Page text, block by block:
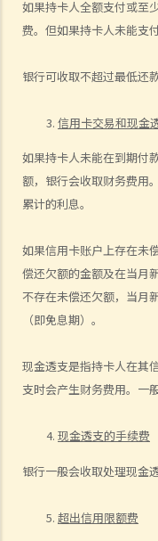
如果持卡人全额支付或至
费。但如果持卡人未能支
银行可收取不超过最低还
信用卡交易和现金
如果持卡人未能在到期付
额，银行会收取财务费用
累计的利息。
如果信用卡账户上存在未
偿还欠额的金额及在当月
不存在未偿还欠额，当月
（即免息期）。
现金透支是指持卡人在其
支时会产生财务费用。一
现金透支的手续费
银行一般会收取处理现金
超出信用限额费
4. 如何申请当押商牌照、
5. 借款人和当押物品的资料
A. 借款人资料
6. 经营当押商业务
A. 对当押商收取当押物品
B. 贷款的利息监管
C. 当票及总登记册
E. 如当押的货品如属赃物
F. 当押商就损失或损害须
常见信贷类型
A. 市场上有哪些主要的银
B. 贷款协议
2. 先决条件
3. 陈述及保证
5. 利息